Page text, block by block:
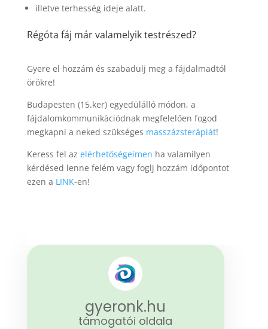
illetve terhesség ideje alatt.
Régóta fáj már valamelyik testrészed?
Gyere el hozzám és szabadulj meg a fájdalmadtól
örökre!
Budapesten (15.ker) egyedülálló módon, a
fájdalomkommunikàciódnak megfelelően fogod
megkapni a neked szükséges masszázsterápiát!
Keress fel az elérhetőségeimen ha valamilyen
kérdésed lenne felém vagy foglj hozzám időpontot
ezen a LINK-en!
gyeronk.hu
támogatói oldala